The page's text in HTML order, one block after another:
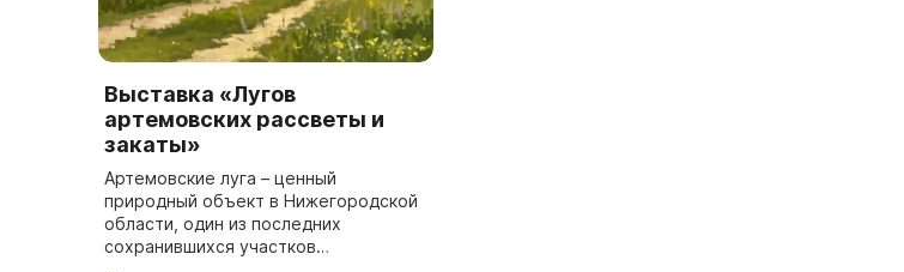
Выставка «Лугов
артемовских рассветы и
закаты»
Артемовские луга – ценный
природный объект в Нижегородской
области, один из последних
сохранившихся участков